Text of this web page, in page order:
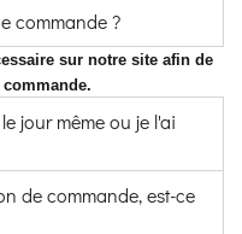
commande ?
sur notre site afin de
jour même ou je l'ai
de commande, est-ce